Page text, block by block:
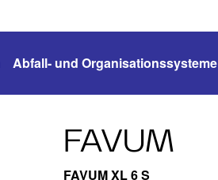
Abfall- und Organisationssysteme
FAVUM
FAVUM XL 6 S